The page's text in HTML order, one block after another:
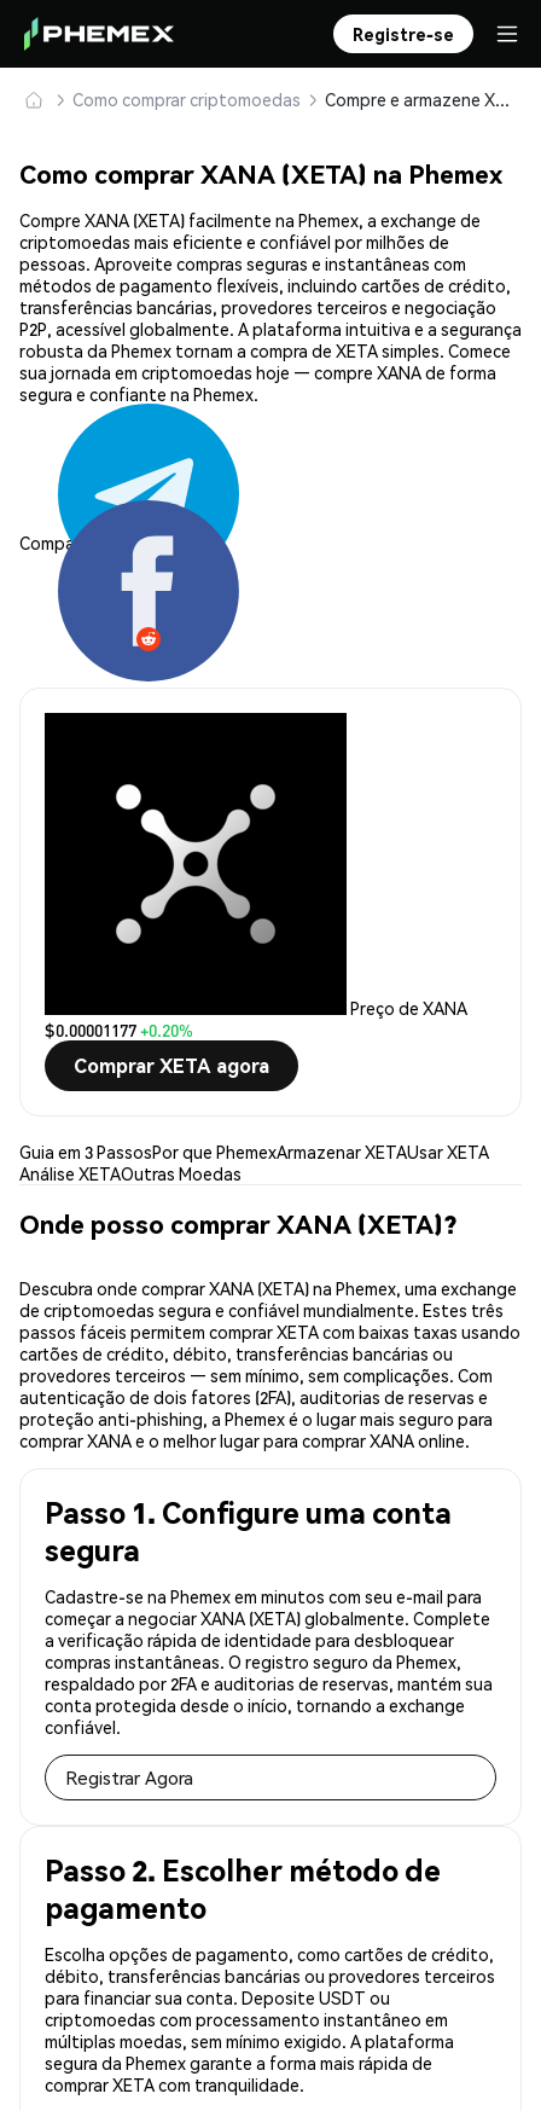
Registre-se
Como comprar criptomoedas Compre e armazene XANA (XETA) com segurança
Como comprar XANA (XETA) na Phemex
Compre XANA (XETA) facilmente na Phemex, a exchange de
criptomoedas mais eficiente e confiável por milhões de
pessoas. Aproveite compras seguras e instantâneas com
métodos de pagamento flexíveis, incluindo cartões de crédito,
transferências bancárias, provedores terceiros e negociação
P2P, acessível globalmente. A plataforma intuitiva e a segurança
robusta da Phemex tornam a compra de XETA simples. Comece
sua jornada em criptomoedas hoje — compre XANA de forma
segura e confiante na Phemex.
Compartilhar:
Preço de XANA
$0.00001177+0.20%
Comprar XETA agora
Guia em 3 PassosPor que PhemexArmazenar XETAUsar XETA
Análise XETAOutras Moedas
Onde posso comprar XANA (XETA)?
Descubra onde comprar XANA (XETA) na Phemex, uma exchange
de criptomoedas segura e confiável mundialmente. Estes três
passos fáceis permitem comprar XETA com baixas taxas usando
cartões de crédito, débito, transferências bancárias ou
provedores terceiros — sem mínimo, sem complicações. Com
autenticação de dois fatores (2FA), auditorias de reservas e
proteção anti-phishing, a Phemex é o lugar mais seguro para
comprar XANA e o melhor lugar para comprar XANA online.
Passo 1. Configure uma conta
segura
Cadastre-se na Phemex em minutos com seu e-mail para
começar a negociar XANA (XETA) globalmente. Complete
a verificação rápida de identidade para desbloquear
compras instantâneas. O registro seguro da Phemex,
respaldado por 2FA e auditorias de reservas, mantém sua
conta protegida desde o início, tornando a exchange
confiável.
Registrar Agora
Passo 2. Escolher método de
pagamento
Escolha opções de pagamento, como cartões de crédito,
débito, transferências bancárias ou provedores terceiros
para financiar sua conta. Deposite USDT ou
criptomoedas com processamento instantâneo em
múltiplas moedas, sem mínimo exigido. A plataforma
segura da Phemex garante a forma mais rápida de
comprar XETA com tranquilidade.